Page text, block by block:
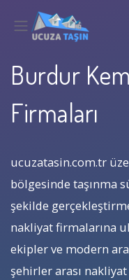
Burdur
Firmaları
ucuzatasin.com.tr
bölgesinde taşınma
şekilde
nakliyat firmalarına
ekipler ve modern
şehirler arası nakliyat